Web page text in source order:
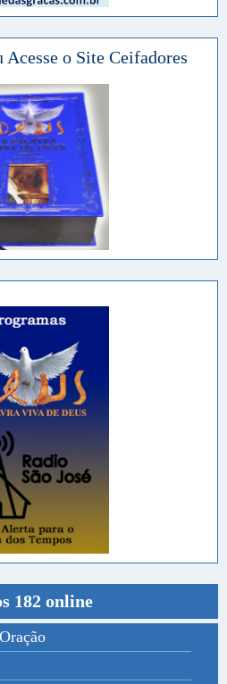
Acesse o Site Ceifadores
182 online